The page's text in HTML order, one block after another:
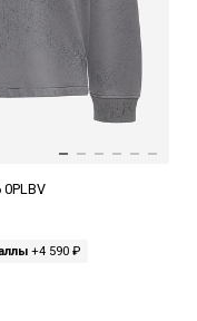
+4 590 ₽